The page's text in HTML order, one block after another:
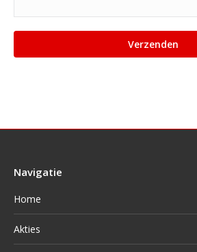
Navigatie
Home
Akties